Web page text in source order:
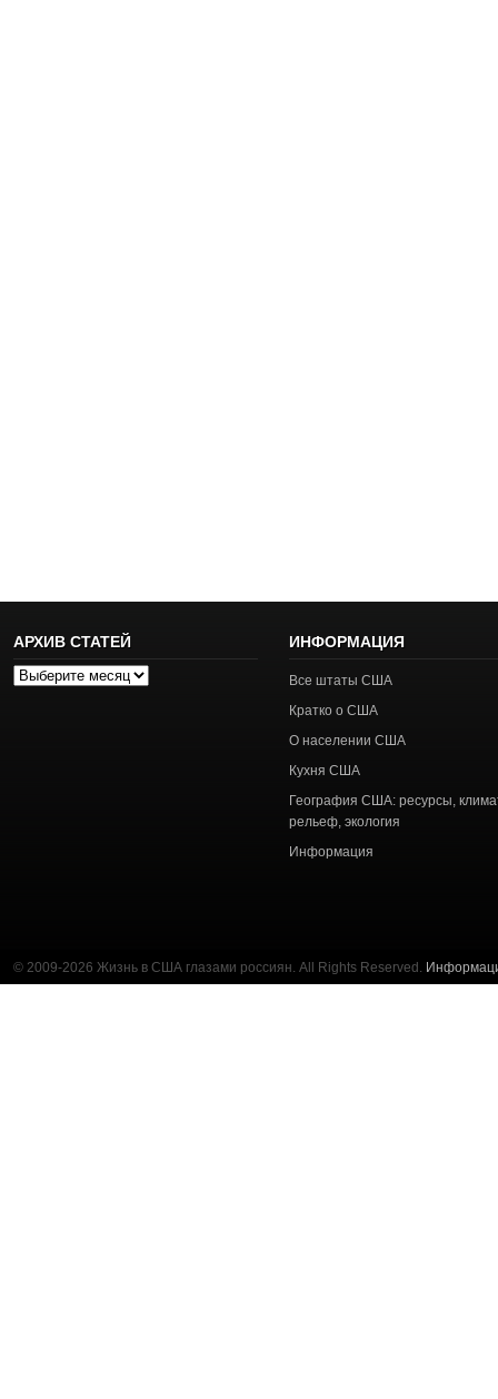
АРХИВ СТАТЕЙ
Архив
ИНФОРМАЦИЯ
Все штаты США
Кратко о США
О населении США
Кухня США
География США: ресурсы,
рельеф, экология
Информация
© 2009-2026 Жизнь в США глазами россиян. All Rights Reserved.